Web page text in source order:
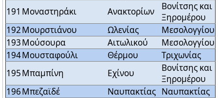
191 Μοναστηράκι Ανακτορίων
Βονίτσης και
Ξηρομέρου
192Μουρστιάνου Ωλενίας
Μεσολογγίου
193Μούσουρα Αιτωλικού
Μεσολογγίου
194Μουσταφούλι Θέρμου
Τριχωνίας
195Μπαμπίνη Εχίνου
Βονίτσης και
Ξηρομέρου
196Μπεζαϊδέ Ναυπακτίας Ναυπακτίας